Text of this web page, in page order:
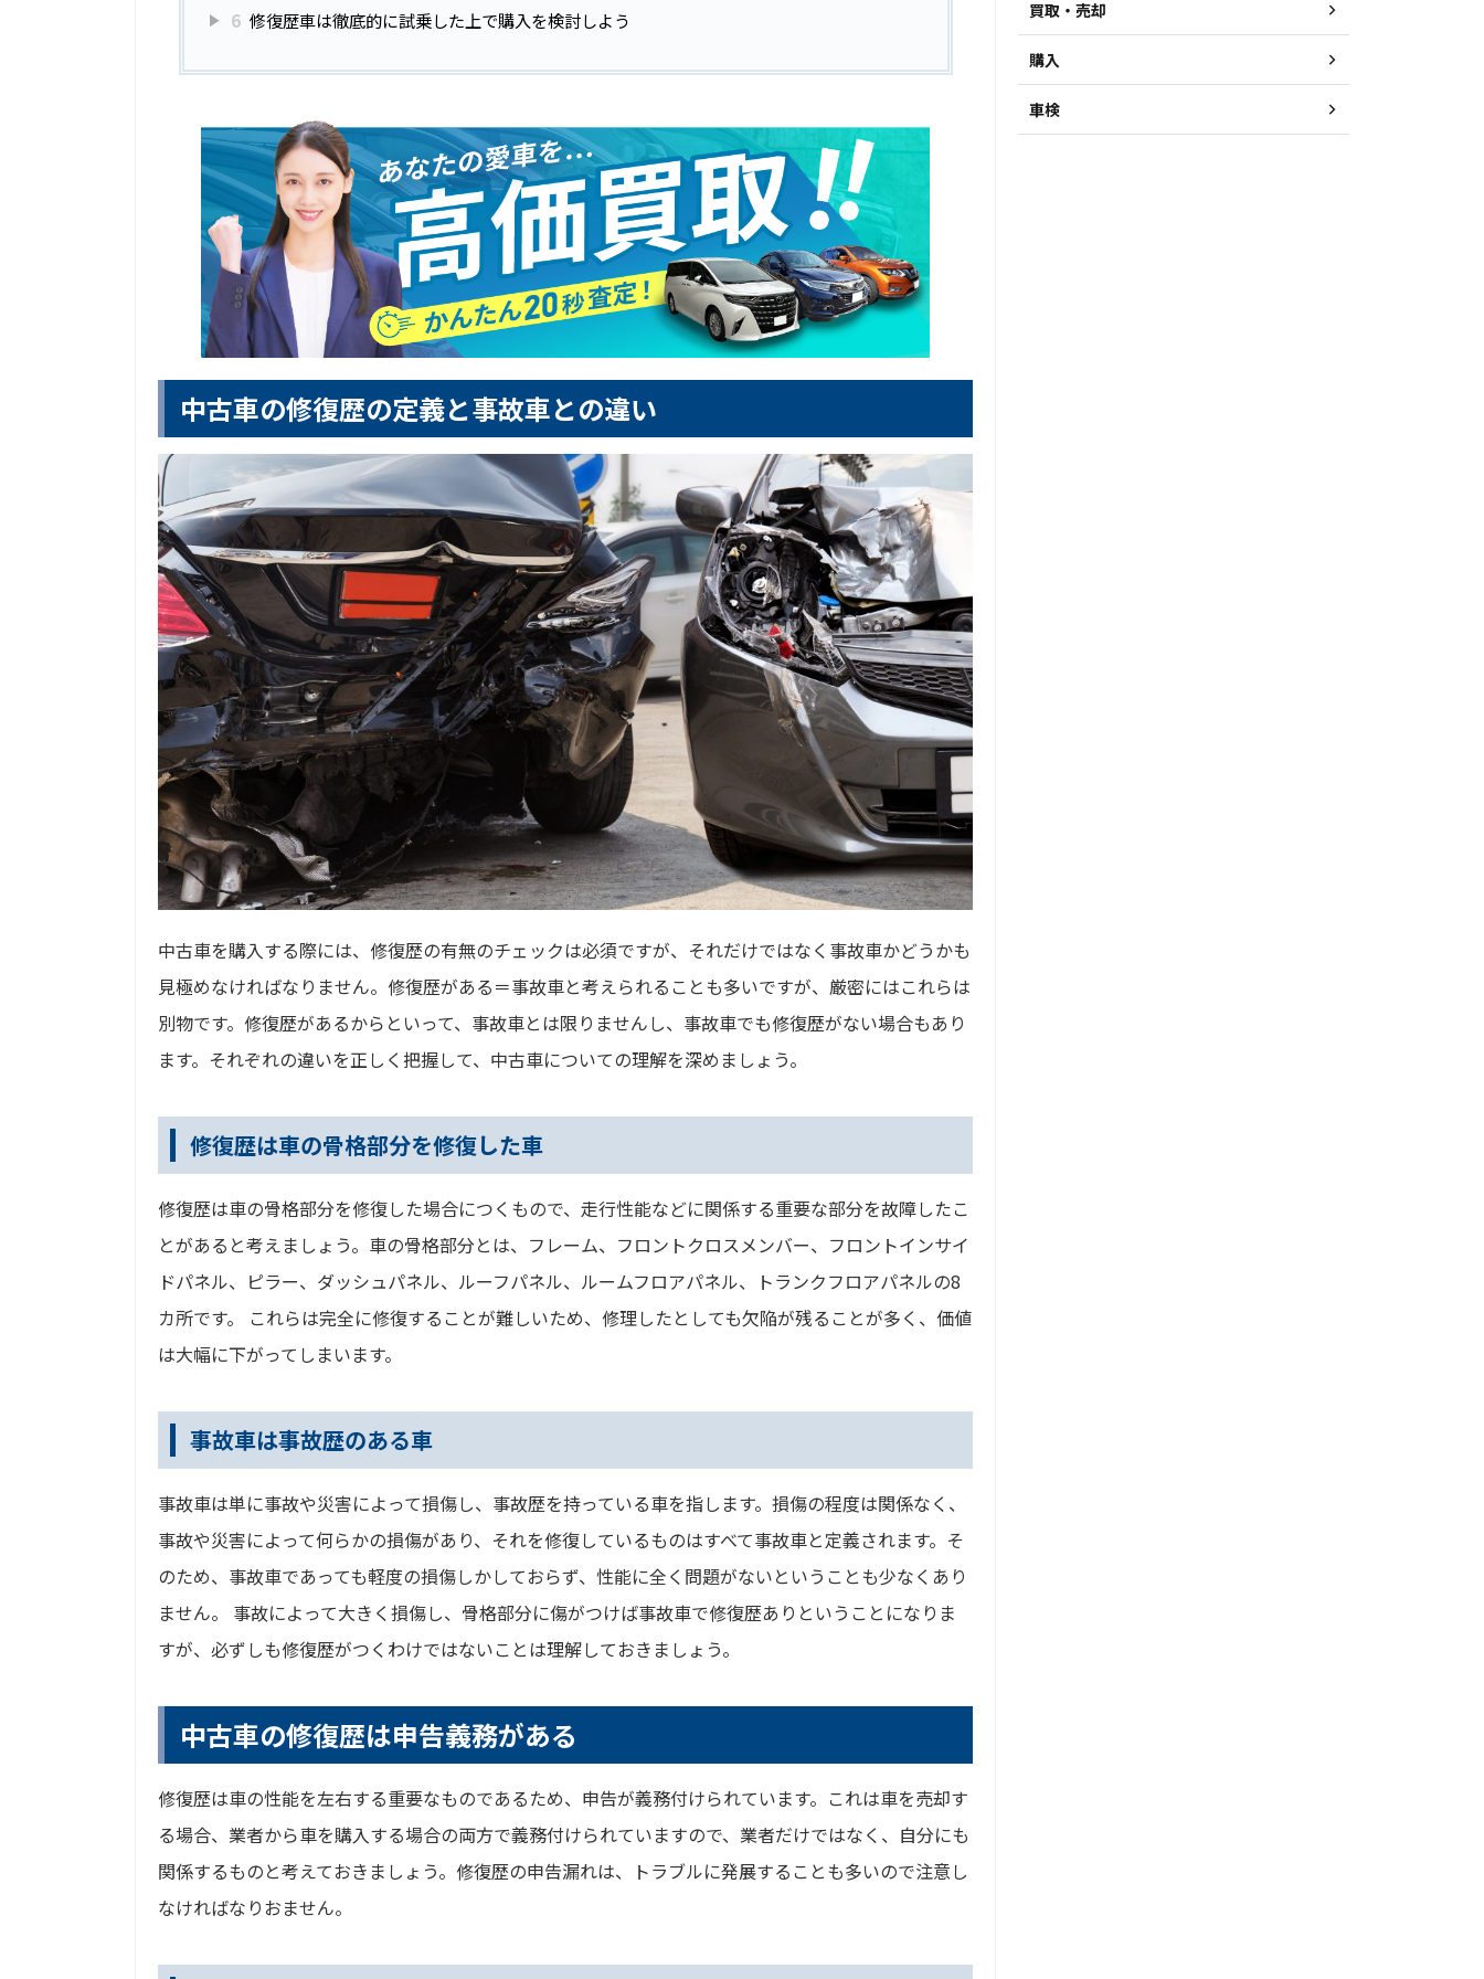
6 修復歴車は徹底的に試乗した上で購入を検討しよう
中古車の修復歴の定義と事故車との違い
中古車を購入する際には、修復歴の有無のチェックは必須ですが、それだけではなく事故車かどうかも
見極めなければなりません。修復歴がある＝事故車と考えられることも多いですが、厳密にはこれらは
別物です。修復歴があるからといって、事故車とは限りませんし、事故車でも修復歴がない場合もあり
ます。それぞれの違いを正しく把握して、中古車についての理解を深めましょう。
修復歴は車の骨格部分を修復した車
修復歴は車の骨格部分を修復した場合につくもので、走行性能などに関係する重要な部分を故障したこ
とがあると考えましょう。車の骨格部分とは、フレーム、フロントクロスメンバー、フロントインサイ
ドパネル、ピラー、ダッシュパネル、ルーフパネル、ルームフロアパネル、トランクフロアパネルの8
カ所です。 これらは完全に修復することが難しいため、修理したとしても欠陥が残ることが多く、価値
は大幅に下がってしまいます。
事故車は事故歴のある車
事故車は単に事故や災害によって損傷し、事故歴を持っている車を指します。損傷の程度は関係なく、
事故や災害によって何らかの損傷があり、それを修復しているものはすべて事故車と定義されます。そ
のため、事故車であっても軽度の損傷しかしておらず、性能に全く問題がないということも少なくあり
ません。 事故によって大きく損傷し、骨格部分に傷がつけば事故車で修復歴ありということになりま
すが、必ずしも修復歴がつくわけではないことは理解しておきましょう。
中古車の修復歴は申告義務がある
修復歴は車の性能を左右する重要なものであるため、申告が義務付けられています。これは車を売却す
る場合、業者から車を購入する場合の両方で義務付けられていますので、業者だけではなく、自分にも
関係するものと考えておきましょう。修復歴の申告漏れは、トラブルに発展することも多いので注意し
なければなりおません。
買取・売却
購入
車検